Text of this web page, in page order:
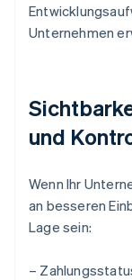
Unternehmen
und
Wenn Ihr
an besseren
Lage sein:
–